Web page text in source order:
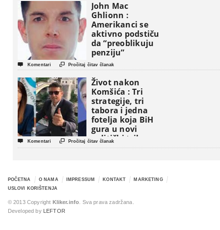
John Mac
Ghlionn :
Amerikanci se
aktivno podstiču
da “preoblikuju
penziju”
 Komentari  Pročitaj čitav članak
Život nakon
Komšića : Tri
strategije, tri
tabora i jedna
fotelja koja BiH
gura u novi
politički triler
 Komentari  Pročitaj čitav članak
POČETNA O NAMA IMPRESSUM KONTAKT
MARKETING
USLOVI KORIŠTENJA
© 2013 Copyright Kliker.info . Sva prava zadržana.
Developed by
LEFTOR